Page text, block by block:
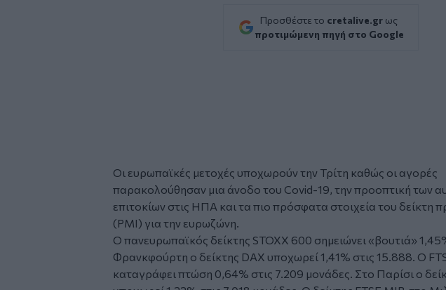
Προσθέστε το cretalive.gr ως
προτιμώμενη πηγή στο Google
Οι ευρωπαϊκές μετοχές υποχωρούν την Τρίτη καθώς οι αγορές
παρακολούθησαν μια άνοδο του Covid-19, την προοπτική των
επιτοκίων στις ΗΠΑ και τα πιο πρόσφατα στοιχεία του δείκτη
(PMI) για την ευρωζώνη.
Ο πανευρωπαϊκός δείκτης STOXX 600 σημειώνει «βουτιά»
Φρανκφούρτη ο δείκτης DAX υποχωρεί 1,41% στις 15.888. Ο
καταγράφει πτώση 0,64% στις 7.209 μονάδες. Στο Παρίσι ο